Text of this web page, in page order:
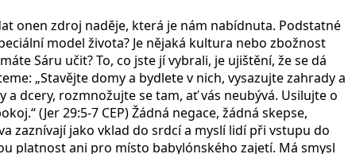
onen zdroj naděje, která je nám nabídnuta. Podstatné
model života? Je nějaká kultura nebo zbožnost
Sáru učit? To, co jste jí vybrali, je ujištění, že se dá
„Stavějte domy a bydlete v nich, vysazujte zahrady a
a dcery, rozmnožujte se tam, ať vás neubývá. Usilujte o
(Jer 29:5-7 CEP) Žádná negace, žádná skepse,
zaznívají jako vklad do srdcí a myslí lidí při vstupu do
platnost ani pro místo babylónského zajetí. Má smysl